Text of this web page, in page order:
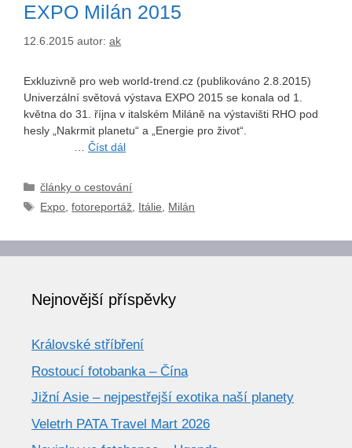
EXPO Milán 2015
12.6.2015 autor: ak
Exkluzivně pro web world-trend.cz (publikováno 2.8.2015)
Univerzální světová výstava EXPO 2015 se konala od 1.
května do 31. října v italském Miláně na výstavišti RHO pod
hesly „Nakrmit planetu“ a „Energie pro život“.
… Číst dál
Rubriky
články o cestování
Štítky
Expo,fotoreportáž, Itálie, Milán
Nejnovější příspěvky
Královské stříbření
Rostoucí fotobanka – Čína
Jižní Asie – nejpestřejší exotika naší planety
Veletrh PATA Travel Mart 2026